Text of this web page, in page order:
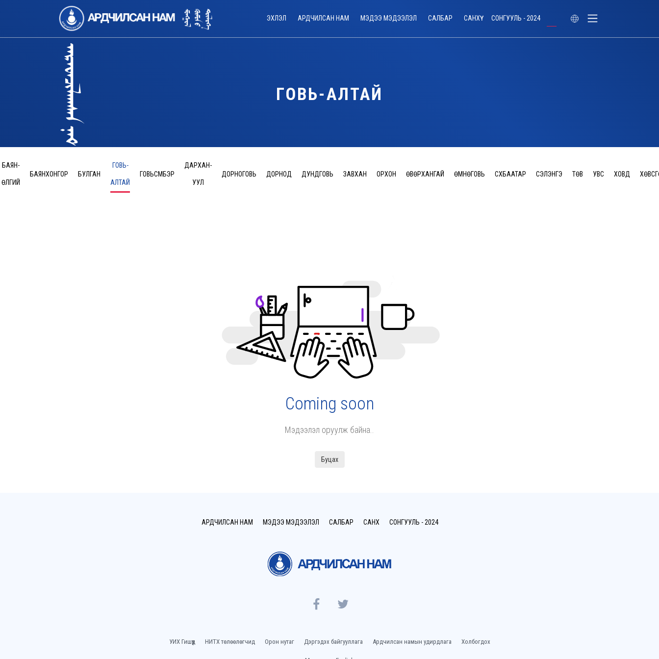
ЭХЛЭЛ АРДЧИЛСАН НАМ МЭДЭЭ МЭДЭЭЛЭЛ САЛБАР САНХҮҮ СОНГУУЛЬ - 2024
ГОВЬ-АЛТАЙ
БАЯН-
ӨЛГИЙ
БАЯНХОНГОР БУЛГАН
ГОВЬ-
АЛТАЙ
ГОВЬСҮМБЭР
ДАРХАН-
УУЛ
ДОРНОГОВЬ ДОРНОД ДУНДГОВЬ ЗАВХАН ОРХОН ӨВӨРХАНГАЙ ӨМНӨГОВЬ СҮХБААТАР СЭЛЭНГЭ ТӨВ УВС ХОВД
Coming soon
Мэдээлэл оруулж байна..
Буцах
АРДЧИЛСАН НАМ МЭДЭЭ МЭДЭЭЛЭЛ САЛБАР САНХҮҮ СОНГУУЛЬ - 2024
УИХ Гишүүд НИТХ төлөөлөгчид Орон нутаг Дэргэдэх байгууллага Ардчилсан намын удирдлага Холбогдох